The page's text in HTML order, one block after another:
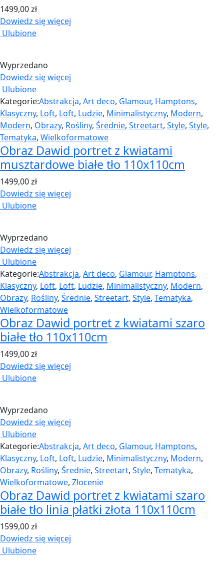
1499,00zł
Dowiedz się więcej
Ulubione
Wyprzedano
Dowiedz się więcej
Ulubione
Kategorie:Abstrakcja, Art deco, Glamour, Hamptons,
Klasyczny, Loft, Loft, Ludzie, Minimalistyczny, Modern,
Modern, Obrazy, Rośliny, Średnie, Streetart, Style, Style,
Tematyka, Wielkoformatowe
Obraz Dawid portret z kwiatami
musztardowe białe tło 110x110cm
1499,00zł
Dowiedz się więcej
Ulubione
Wyprzedano
Dowiedz się więcej
Ulubione
Kategorie:Abstrakcja, Art deco, Glamour, Hamptons,
Klasyczny, Loft, Loft, Ludzie, Minimalistyczny, Modern,
Obrazy, Rośliny, Średnie, Streetart, Style, Tematyka,
Wielkoformatowe
Obraz Dawid portret z kwiatami szaro
białe tło 110x110cm
1499,00zł
Dowiedz się więcej
Ulubione
Wyprzedano
Dowiedz się więcej
Ulubione
Kategorie:Abstrakcja, Art deco, Glamour, Hamptons,
Klasyczny, Loft, Loft, Ludzie, Minimalistyczny, Modern,
Obrazy, Rośliny, Średnie, Streetart, Style, Tematyka,
Wielkoformatowe, Złocenie
Obraz Dawid portret z kwiatami szaro
białe tło linia płatki złota 110x110cm
1599,00zł
Dowiedz się więcej
Ulubione